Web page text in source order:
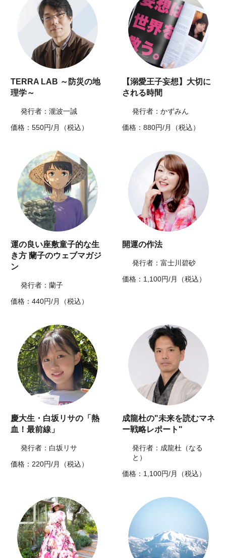
TERRA LAB ～防災の地
理学～
発行者：瀧波一誠
価格：550円/月（税込）
【溺愛王子妄想】大切に
される時間
発行者：かずみん
価格：880円/月（税込）
運の良い座敷童子的な生
き方 蘭子のウェブマガジ
ン
発行者：蘭子
価格：440円/月（税込）
開運の作法
発行者：富士川碧砂
価格：1,100円/月（税込）
慶大生・白坂リサの「熱
血！最前線」
発行者：白坂リサ
価格：220円/月（税込）
成龍杜の"未来を読むマネ
ー戦略レポート"
発行者：成龍杜（なる
と）
価格：1,100円/月（税込）